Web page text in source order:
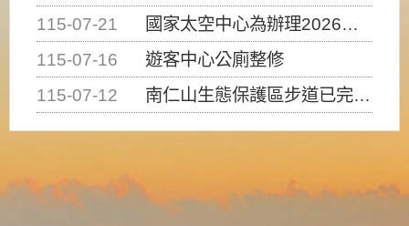
115-07-21
國家太空中心為辦理2026台灣盃火箭競賽，陸、海、空域警戒及協調相關事宜，因颱風備案事宜
115-07-16
遊客中心公廁整修
115-07-12
南仁山生態保護區步道已完成修復，自115年7月13日（星期一）起恢復開放入園，歡迎民眾依規定申請入園....